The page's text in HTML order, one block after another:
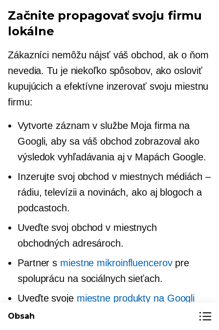
Začnite propagovať svoju firmu
lokálne
Zákazníci nemôžu nájsť váš obchod, ak o ňom
nevedia. Tu je niekoľko spôsobov, ako osloviť
kupujúcich a efektívne inzerovať svoju miestnu
firmu:
Vytvorte záznam v službe Moja firma na
Googli, aby sa váš obchod zobrazoval ako
výsledok vyhľadávania aj v Mapách Google.
Inzerujte svoj obchod v miestnych médiách –
rádiu, televízii a novinách, ako aj blogoch a
podcastoch.
Uveďte svoj obchod v miestnych
obchodných adresároch.
Partner s miestne mikroinfluencerovpre
spoluprácu na sociálnych sieťach.
Uveďte svoje miestne produkty na Googli
(Naučiť sa viac o
Obsah